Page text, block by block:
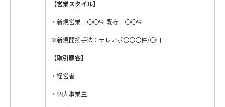
【営業スタイル】
・新規営業 〇〇％ 既存 〇〇％
※新規開拓手法：テレアポ〇〇〇件/〇日
【取引顧客】
・経営者
・個人事業主